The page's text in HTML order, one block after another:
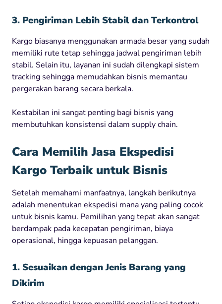
3. Pengiriman Lebih Stabil dan Terkontrol
Kargo biasanya menggunakan armada besar yang sudah
memiliki rute tetap sehingga jadwal pengiriman lebih
stabil. Selain itu, layanan ini sudah dilengkapi sistem
tracking sehingga memudahkan bisnis memantau
pergerakan barang secara berkala.
Kestabilan ini sangat penting bagi bisnis yang
membutuhkan konsistensi dalam supply chain.
Cara Memilih Jasa Ekspedisi
Kargo Terbaik untuk Bisnis
Setelah memahami manfaatnya, langkah berikutnya
adalah menentukan ekspedisi mana yang paling cocok
untuk bisnis kamu. Pemilihan yang tepat akan sangat
berdampak pada kecepatan pengiriman, biaya
operasional, hingga kepuasan pelanggan.
1. Sesuaikan dengan Jenis Barang yang
Dikirim